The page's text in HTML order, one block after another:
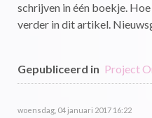
schrijven in één boekje.
verder in dit artikel.
Gepubliceerd in Project
woensdag, 04 januari 2017 16:22